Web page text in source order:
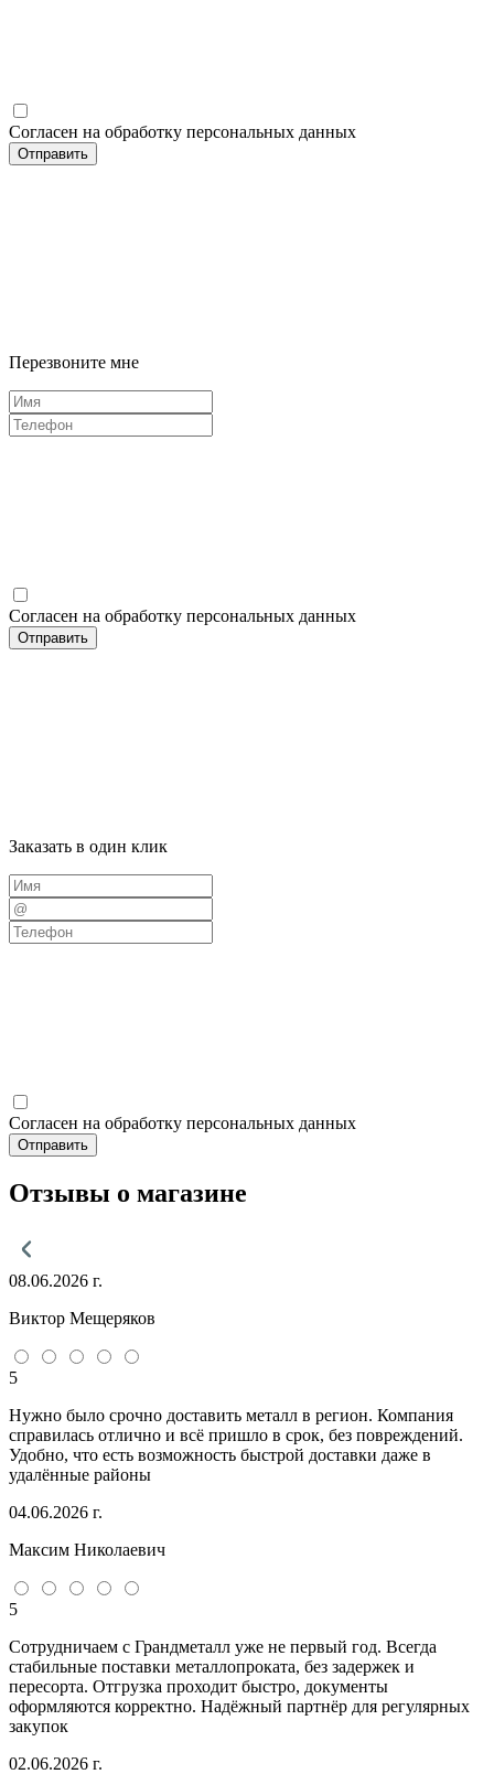
Согласен на обработку персональных данных
Отправить
Перезвоните мне
Согласен на обработку персональных данных
Отправить
Заказать в один клик
Согласен на обработку персональных данных
Отправить
Отзывы о магазине
08.06.2026 г.
Виктор Мещеряков
5
Нужно было срочно доставить металл в регион. Компания
справилась отлично и всё пришло в срок, без повреждений.
Удобно, что есть возможность быстрой доставки даже в
удалённые районы
04.06.2026 г.
Максим Николаевич
5
Сотрудничаем с Грандметалл уже не первый год. Всегда
стабильные поставки металлопроката, без задержек и
пересорта. Отгрузка проходит быстро, документы
оформляются корректно. Надёжный партнёр для регулярных
закупок
02.06.2026 г.